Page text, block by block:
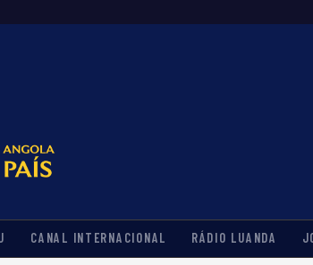
CANAL INTERNACIONAL RÁDIO LUANDA